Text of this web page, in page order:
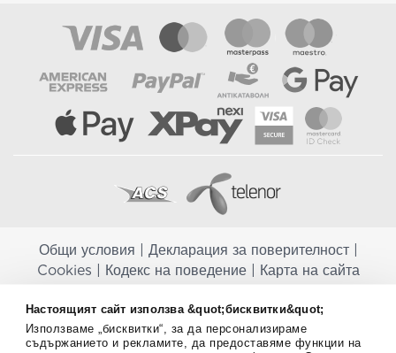
Настоящият сайт използва &quot;бисквитки&quot;
Използваме „бисквитки“, за да персонализираме
съдържанието и рекламите, да предоставяме функции на
Общи условия Декларация за поверителност|
Cookies
Кодекс на поведение| Карта на сайта
Aptekapromahon.com ви информира, че хранителните добавки не
заместват балансираната диета и не са предназначени за
профилактика, лечение или лечение на човешки заболявания.
Консултирайте се с Вашия лекар, ако сте бременна, кърмите,